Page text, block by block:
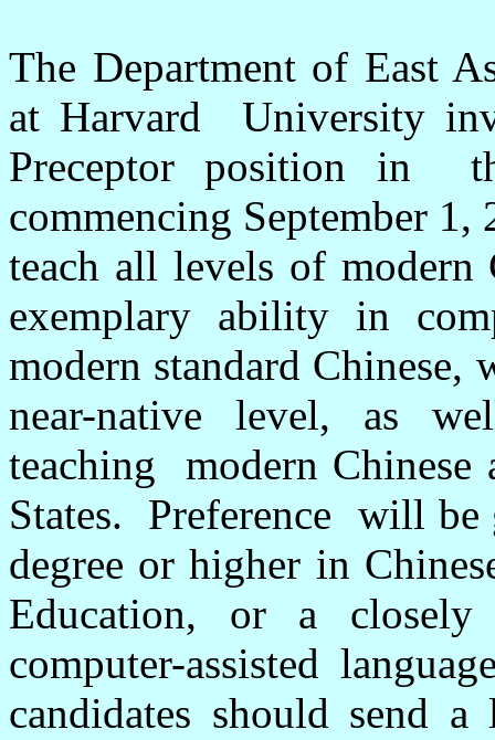
The Department of East
at Harvard University
Preceptor position in
commencing September
teach all levels of
exemplary ability in
modern standard
near-native level, as
teaching modern
States. Preference will
degree or higher in
Education, or a
computer-assisted
candidates should send